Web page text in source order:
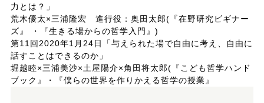
力とは？」
荒木優太×三浦隆宏 進行役：奥田太郎(『在野研究ビギナー
ズ』 ・『生きる場からの哲学入門』)
第11回2020年1月24日「与えられた場で自由に考え、自由に
話すことはできるのか」
堀越睦×三浦美沙×土屋陽介×角田将太郎(『こども哲学ハンド
ブック』・『僕らの世界を作りかえる哲学の授業』